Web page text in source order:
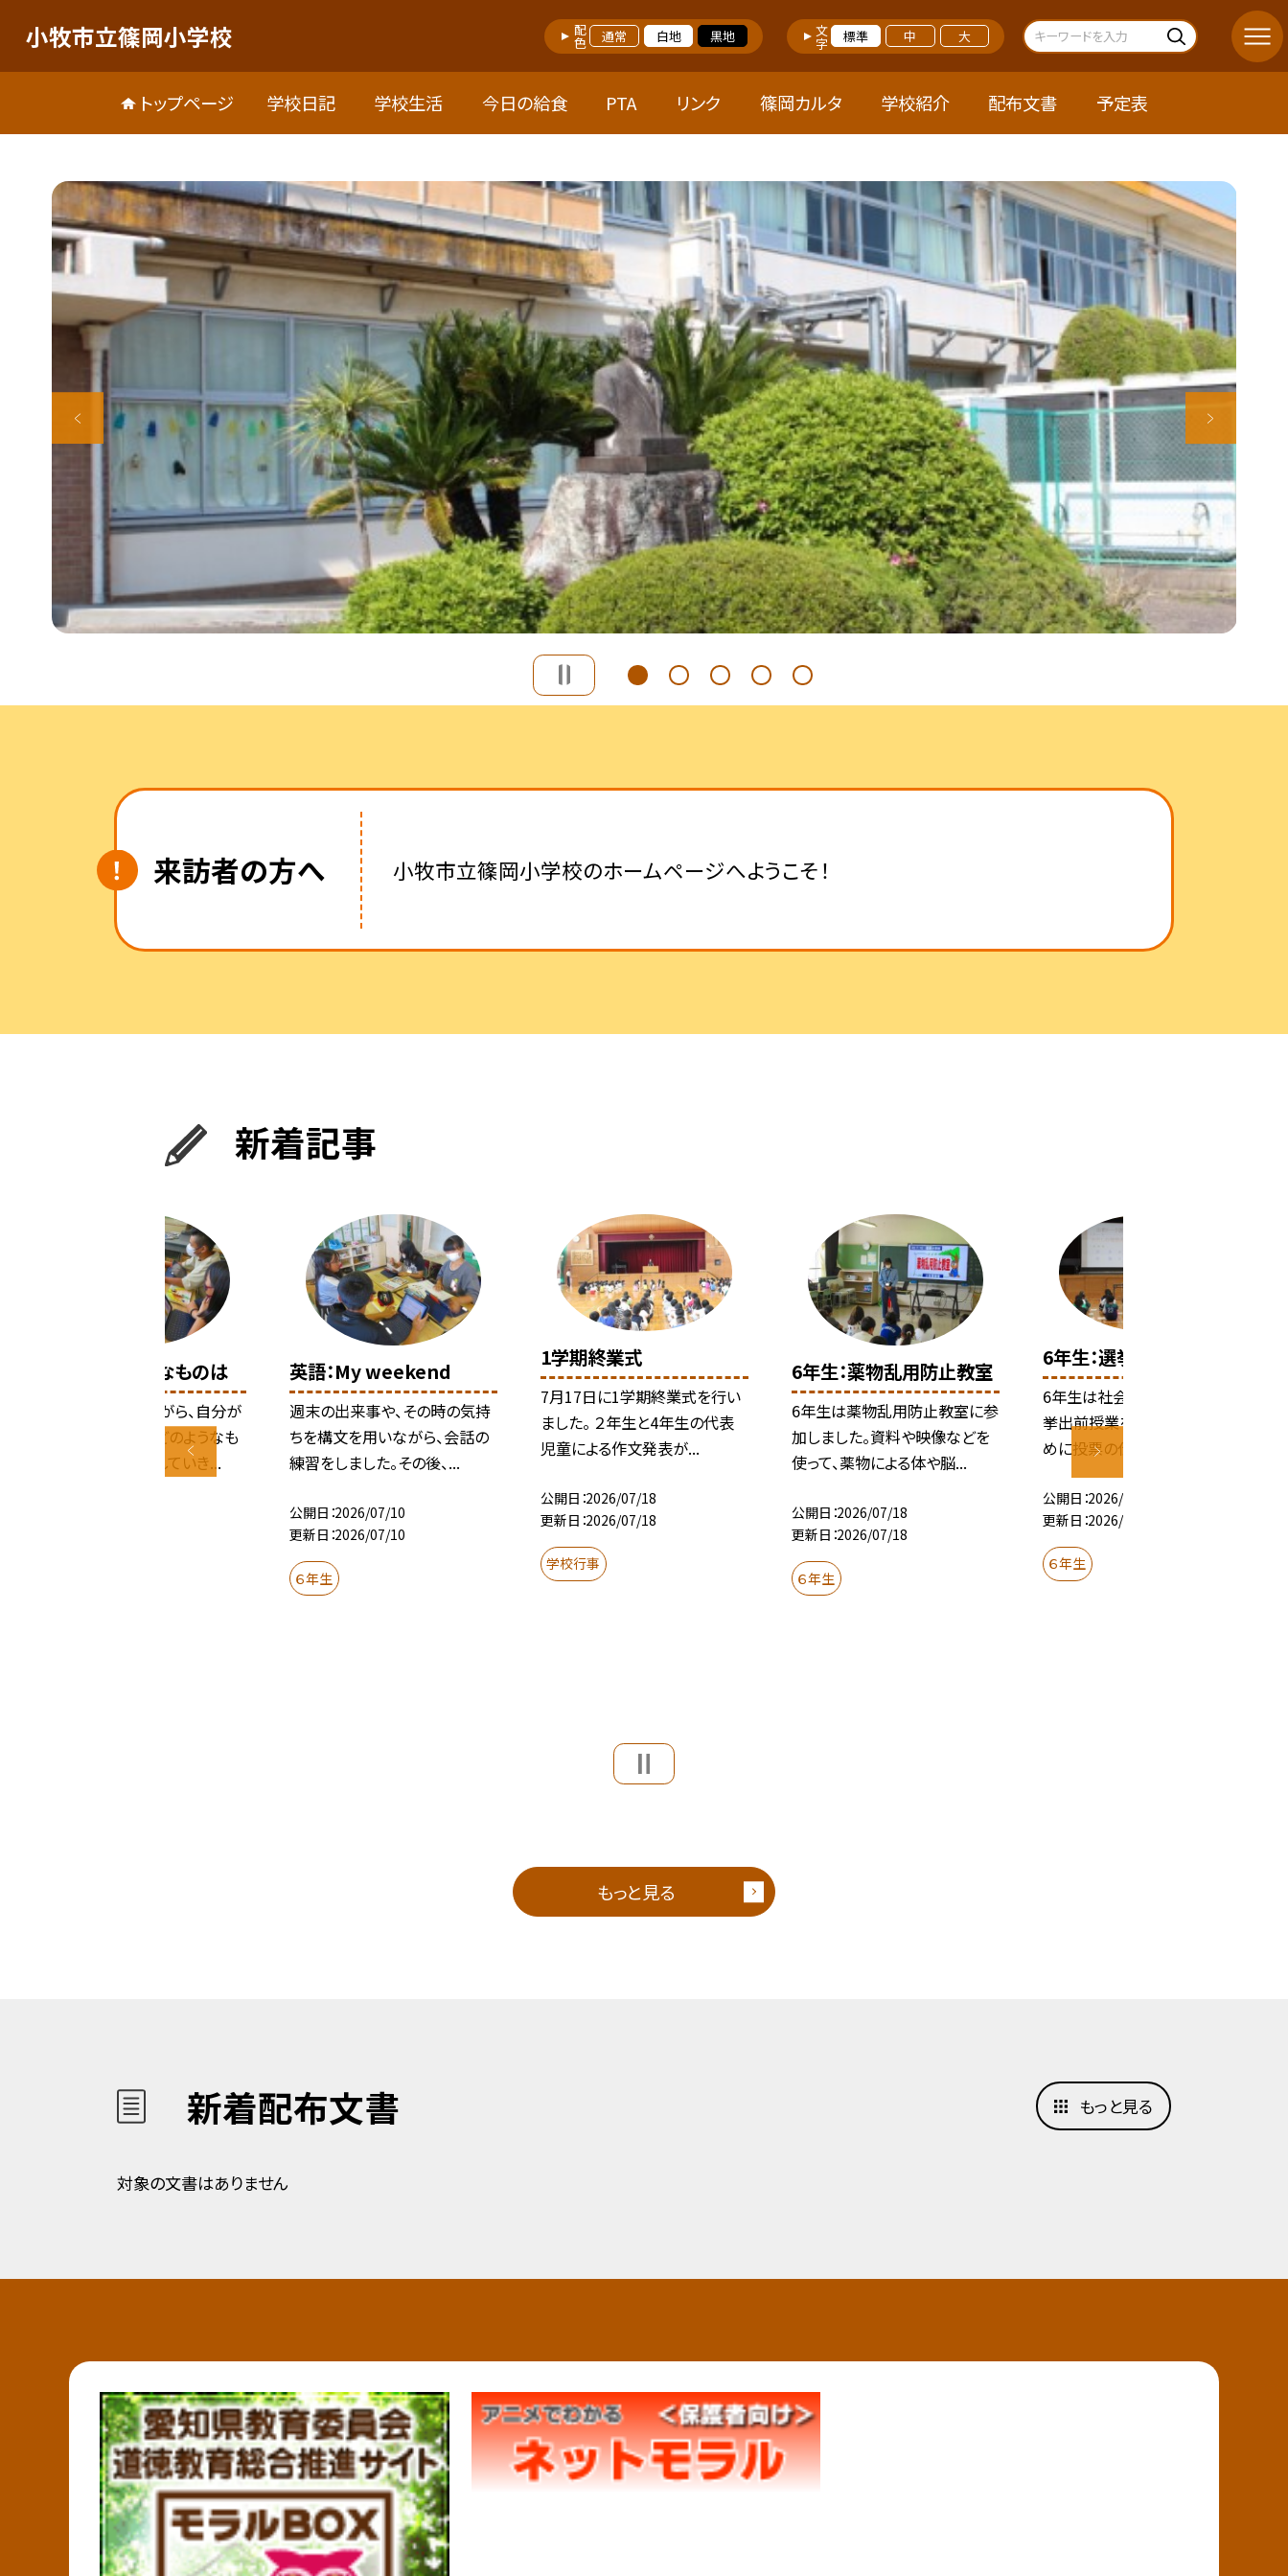
小牧市立篠岡小学校 配色 通常 白地 黒地 文字 標準 中 大
トップページ 学校日記 学校生活 今日の給食 PTA リンク 篠岡カルタ 学校紹介 配布文書 予定表
来訪者の方へ 小牧市立篠岡小学校のホームページへようこそ！
新着記事
国語：一番大事なものは
教科書の例を見ながら、自分が
これからの生活でどのようなも
のや考えを大事にしていき...
英語：My weekend
週末の出来事や、その時の気持
ちを構文を用いながら、会話の
練習をしました。その後、...
公開日 2026/07/10
更新日 2026/07/10
６年生
1学期終業式
7月17日に1学期終業式を行い
ました。 ２年生と4年生の代表
児童による作文発表が...
公開日 2026/07/18
更新日 2026/07/18
学校行事
6年生：薬物乱用防止教室
6年生は薬物乱用防止教室に参
加しました。資料や映像などを
使って、薬物による体や脳...
公開日 2026/07/18
更新日 2026/07/18
６年生
6年生：選挙出前授業
6年生は社会科の学習として選
挙出前授業を行いました。はじ
めに投票の仕方や役割など...
公開日 2026/07/18
更新日 2026/07/18
６年生
もっと見る
新着配布文書
対象の文書はありません
もっと見る